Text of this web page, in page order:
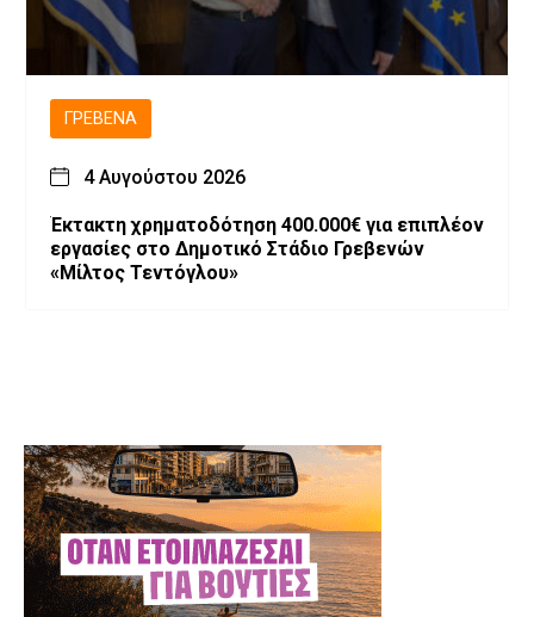
ΓΡΕΒΕΝΆ
4 Αυγούστου 2026
Έκτακτη χρηματοδότηση 400.000€ για επιπλέον
εργασίες στο Δημοτικό Στάδιο Γρεβενών
«Μίλτος Τεντόγλου»